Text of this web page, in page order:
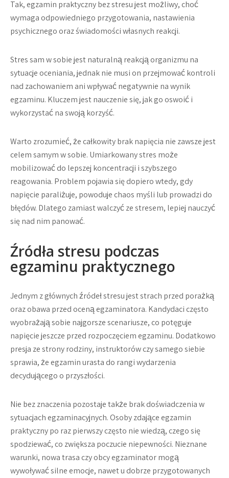
Tak, egzamin praktyczny bez stresu jest możliwy, choć
wymaga odpowiedniego przygotowania, nastawienia
psychicznego oraz świadomości własnych reakcji.
Stres sam w sobie jest naturalną reakcją organizmu na
sytuacje oceniania, jednak nie musi on przejmować kontroli
nad zachowaniem ani wpływać negatywnie na wynik
egzaminu. Kluczem jest nauczenie się, jak go oswoić i
wykorzystać na swoją korzyść.
Warto zrozumieć, że całkowity brak napięcia nie zawsze jest
celem samym w sobie. Umiarkowany stres może
mobilizować do lepszej koncentracji i szybszego
reagowania. Problem pojawia się dopiero wtedy, gdy
napięcie paraliżuje, powoduje chaos myśli lub prowadzi do
błędów. Dlatego zamiast walczyć ze stresem, lepiej nauczyć
się nad nim panować.
Źródła stresu podczas
egzaminu praktycznego
Jednym z głównych źródeł stresu jest strach przed porażką
oraz obawa przed oceną egzaminatora. Kandydaci często
wyobrażają sobie najgorsze scenariusze, co potęguje
napięcie jeszcze przed rozpoczęciem egzaminu. Dodatkowo
presja ze strony rodziny, instruktorów czy samego siebie
sprawia, że egzamin urasta do rangi wydarzenia
decydującego o przyszłości.
Nie bez znaczenia pozostaje także brak doświadczenia w
sytuacjach egzaminacyjnych. Osoby zdające egzamin
praktyczny po raz pierwszy często nie wiedzą, czego się
spodziewać, co zwiększa poczucie niepewności. Nieznane
warunki, nowa trasa czy obcy egzaminator mogą
wywoływać silne emocje, nawet u dobrze przygotowanych